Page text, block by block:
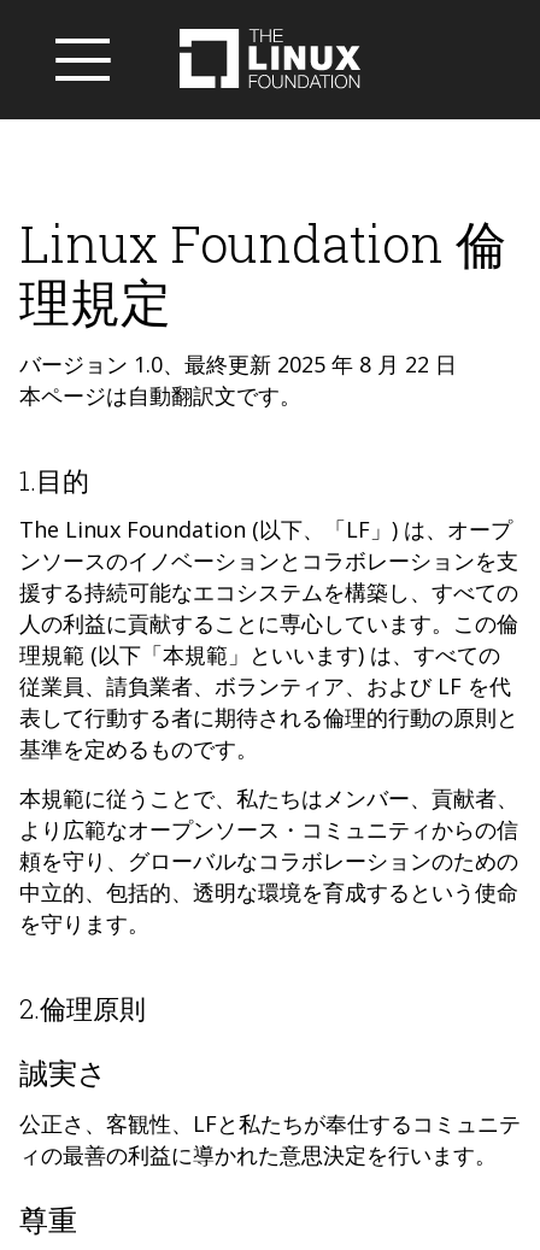
Linux Foundation 倫
理規定
バージョン 1.0、最終更新 2025 年 8 月 22 日
本ページは自動翻訳文です。
1.目的
The Linux Foundation (以下、「LF」) は、オープ
ンソースのイノベーションとコラボレーションを支
援する持続可能なエコシステムを構築し、すべての
人の利益に貢献することに専心しています。この倫
理規範 (以下「本規範」といいます) は、すべての
従業員、請負業者、ボランティア、および LF を代
表して行動する者に期待される倫理的行動の原則と
基準を定めるものです。
本規範に従うことで、私たちはメンバー、貢献者、
より広範なオープンソース・コミュニティからの信
頼を守り、グローバルなコラボレーションのための
中立的、包括的、透明な環境を育成するという使命
を守ります。
2.倫理原則
誠実さ
公正さ、客観性、LFと私たちが奉仕するコミュニテ
ィの最善の利益に導かれた意思決定を行います。
尊重